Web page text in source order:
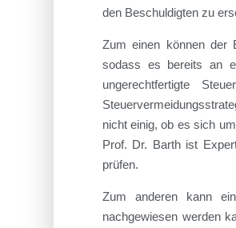
den Beschuldigten zu
Zum einen können der
sodass es bereits an
ungerechtfertigte
nicht einig, ob es sich
Prof. Dr. Barth ist
prüfen.
Zum anderen kann
nachgewiesen werden